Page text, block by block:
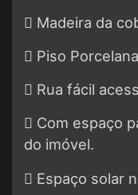
 Madeira da
 Piso
 Rua fácil
 Com espaço
do imóvel.
 Espaço solar